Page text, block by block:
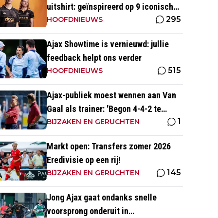
uitshirt: geïnspireerd op 9 iconische
momenten uit clubhistorie
HOOFDNIEUWS 295
Ajax Showtime is vernieuwd: jullie
feedback helpt ons verder
HOOFDNIEUWS 515
Ajax-publiek moest wennen aan Van
Gaal als trainer: 'Begon 4-4-2 te
spelen, schoppen tegen de kerk'
BIJZAKEN EN GERUCHTEN 1
Markt open: Transfers zomer 2026
Eredivisie op een rij!
BIJZAKEN EN GERUCHTEN 145
Jong Ajax gaat ondanks snelle
voorsprong onderuit in